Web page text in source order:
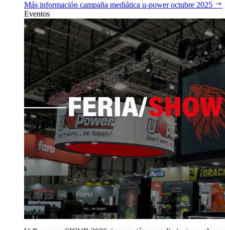
Más información campaña mediática u‑power octubre 2025
Eventos